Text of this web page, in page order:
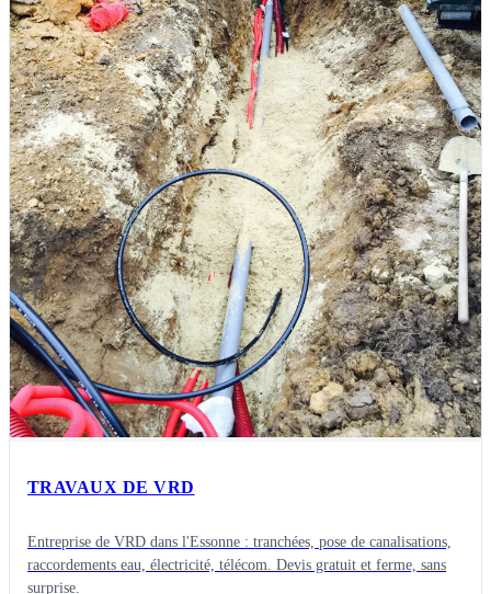
TRAVAUX DE VRD
Entreprise de VRD dans l'Essonne : tranchées, pose de canalisations,
raccordements eau, électricité, télécom. Devis gratuit et ferme, sans
surprise.